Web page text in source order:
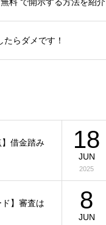
料 で開示する方法を紹介
たらダメです！
】借金踏み
18
JUN
2025
ド】審査は
8
JUN